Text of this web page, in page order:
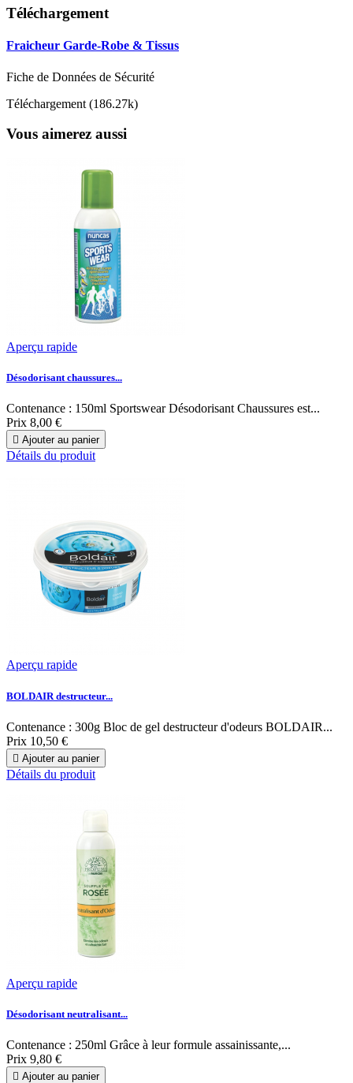
Téléchargement
Fraicheur Garde-Robe & Tissus
Fiche de Données de Sécurité
Téléchargement (186.27k)
Vous aimerez aussi
Aperçu rapide
Désodorisant chaussures...
Contenance : 150ml Sportswear Désodorisant Chaussures est...
Prix 8,00 €
 Ajouter au panier
Détails du produit
Aperçu rapide
BOLDAIR destructeur...
Contenance : 300g Bloc de gel destructeur d'odeurs BOLDAIR...
Prix 10,50 €
 Ajouter au panier
Détails du produit
Aperçu rapide
Désodorisant neutralisant...
Contenance : 250ml Grâce à leur formule assainissante,...
Prix 9,80 €
 Ajouter au panier